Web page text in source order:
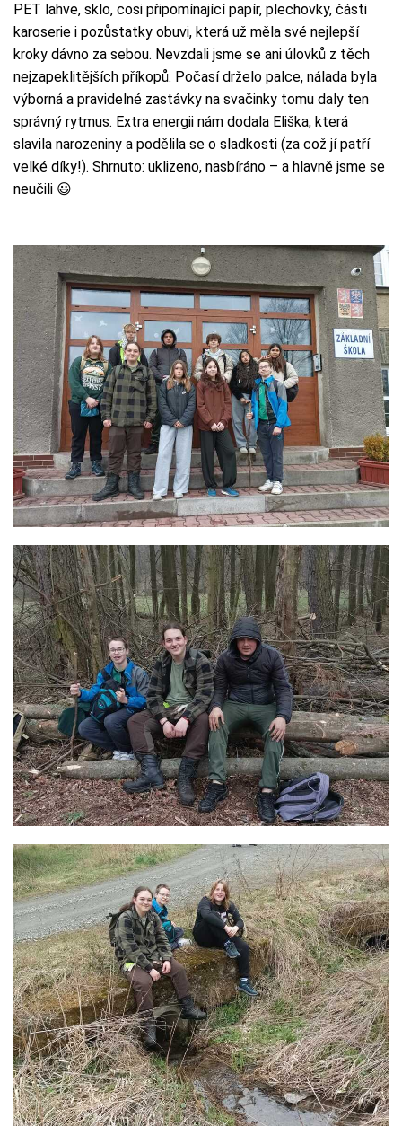
PET lahve, sklo, cosi připomínající papír, plechovky, části
karoserie i pozůstatky obuvi, která už měla své nejlepší
kroky dávno za sebou. Nevzdali jsme se ani úlovků z těch
nejzapeklitějších příkopů. Počasí drželo palce, nálada byla
výborná a pravidelné zastávky na svačinky tomu daly ten
správný rytmus. Extra energii nám dodala Eliška, která
slavila narozeniny a podělila se o sladkosti (za což jí patří
velké díky!). Shrnuto: uklizeno, nasbíráno – a hlavně jsme se
neučili 😃